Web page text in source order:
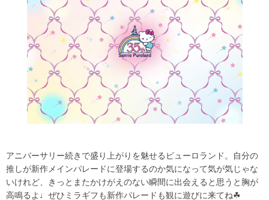
アニバーサリー続きで盛り上がりを魅せるピューロランド。自分の
推しが新作メインパレードに登場するのか気になって気が気じゃな
いけれど、きっとまたかけがえのない瞬間に出会えると思うと胸が
高鳴るよ♩ぜひミラギフも新作パレードも観に遊びに来てね☘